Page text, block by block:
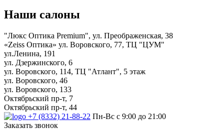
Наши салоны
"Люкс Оптика Premium", ул. Преображенская, 38
«Zeiss Оптика» ул. Воровского, 77, ТЦ "ЦУМ"
ул.Ленина, 191
ул. Дзержинского, 6
ул. Воровского, 114, ТЦ "Атлант", 5 этаж
ул. Воровского, 46
ул. Воровского, 133
Октябрьский пр-т, 7
Октябрьский пр-т, 44
+7 (8332) 21-88-22 Пн-Вс с 9:00 до 21:00
Заказать звонок